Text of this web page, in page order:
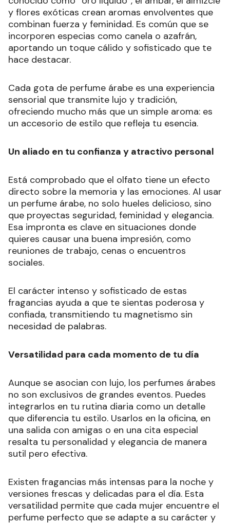
y flores exóticas crean aromas envolventes que
combinan fuerza y feminidad. Es común que se
incorporen especias como canela o azafrán,
aportando un toque cálido y sofisticado que te
hace destacar.
Cada gota de perfume árabe es una experiencia
sensorial que transmite lujo y tradición,
ofreciendo mucho más que un simple aroma: es
un accesorio de estilo que refleja tu esencia.
Un aliado en tu confianza y atractivo personal
Está comprobado que el olfato tiene un efecto
directo sobre la memoria y las emociones. Al usar
un perfume árabe, no solo hueles delicioso, sino
que proyectas seguridad, feminidad y elegancia.
Esa impronta es clave en situaciones donde
quieres causar una buena impresión, como
reuniones de trabajo, cenas o encuentros
sociales.
El carácter intenso y sofisticado de estas
fragancias ayuda a que te sientas poderosa y
confiada, transmitiendo tu magnetismo sin
necesidad de palabras.
Versatilidad para cada momento de tu día
Aunque se asocian con lujo, los perfumes árabes
no son exclusivos de grandes eventos. Puedes
integrarlos en tu rutina diaria como un detalle
que diferencia tu estilo. Usarlos en la oficina, en
una salida con amigas o en una cita especial
resalta tu personalidad y elegancia de manera
sutil pero efectiva.
Existen fragancias más intensas para la noche y
versiones frescas y delicadas para el día. Esta
versatilidad permite que cada mujer encuentre el
perfume perfecto que se adapte a su carácter y